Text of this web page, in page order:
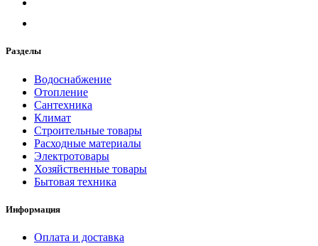
Разделы
Водоснабжение
Отопление
Сантехника
Климат
Строительные товары
Расходные материалы
Электротовары
Хозяйственные товары
Бытовая техника
Информация
Оплата и доставка